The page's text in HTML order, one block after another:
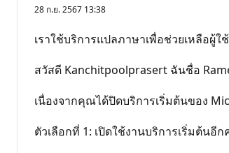
ม
ว
า
นิ
ย
28 ก.ย. 2567 13:38
เราใช้บริการแปลภาษาเพื่อช่วยเหลือผู้
สวัสดี Kanchitpoolprasert ฉันชื่อ
เนื่องจากคุณได้ปิดบริการเริ่มต้นของ
ตัวเลือกที่ 1: เปิดใช้งานบริการเริ่มต้นอีก